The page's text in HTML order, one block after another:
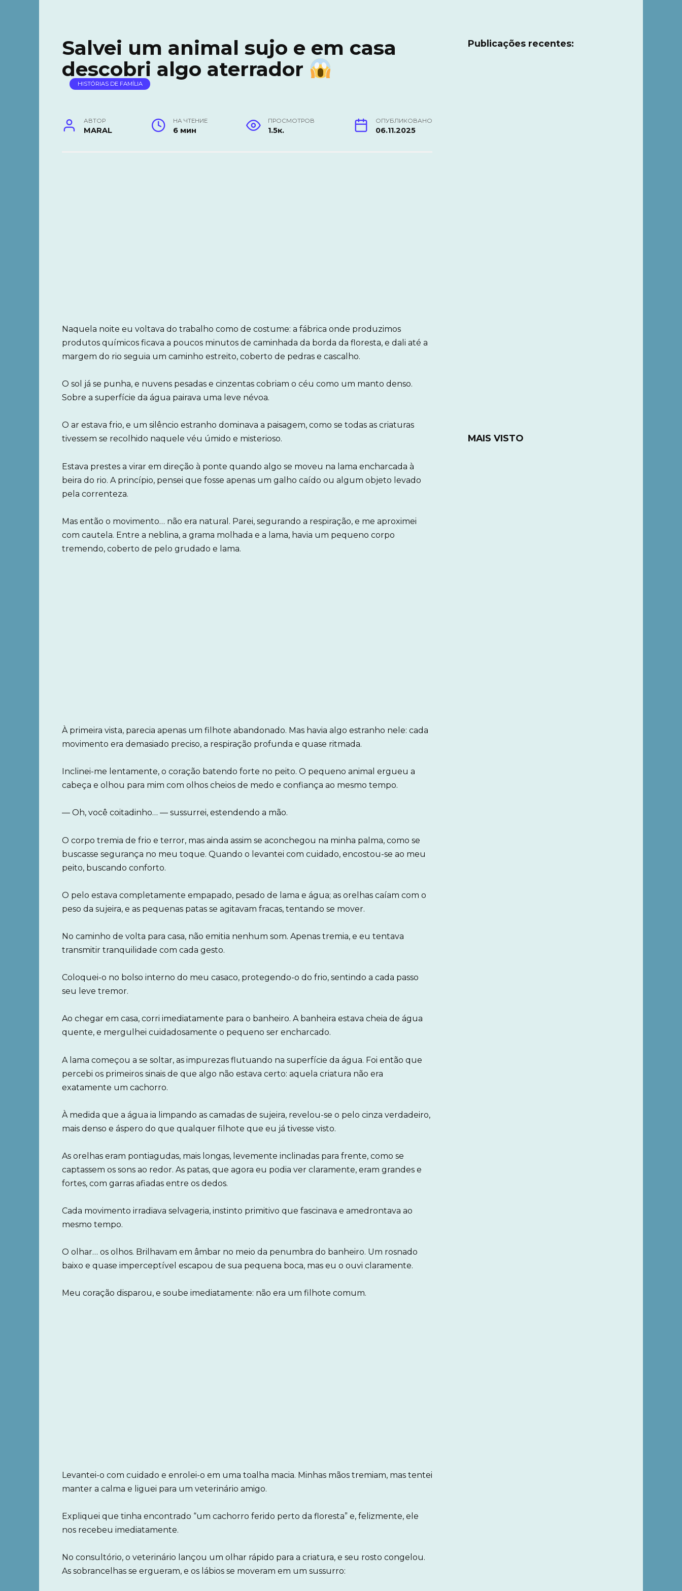
Salvei um animal sujo e em casa
descobri algo aterrador
HISTÓRIAS DE FAMÍLIA
АВТОР
MARAL
НА ЧТЕНИЕ
6 мин
ПРОСМОТРОВ
1.5к.
ОПУБЛИКОВАНО
06.11.2025
Naquela noite eu voltava do trabalho como de costume: a fábrica onde produzimos
produtos químicos ficava a poucos minutos de caminhada da borda da floresta, e dali até a
margem do rio seguia um caminho estreito, coberto de pedras e cascalho.
O sol já se punha, e nuvens pesadas e cinzentas cobriam o céu como um manto denso.
Sobre a superfície da água pairava uma leve névoa.
O ar estava frio, e um silêncio estranho dominava a paisagem, como se todas as criaturas
tivessem se recolhido naquele véu úmido e misterioso.
Estava prestes a virar em direção à ponte quando algo se moveu na lama encharcada à
beira do rio. A princípio, pensei que fosse apenas um galho caído ou algum objeto levado
pela correnteza.
Mas então o movimento… não era natural. Parei, segurando a respiração, e me aproximei
com cautela. Entre a neblina, a grama molhada e a lama, havia um pequeno corpo
tremendo, coberto de pelo grudado e lama.
À primeira vista, parecia apenas um filhote abandonado. Mas havia algo estranho nele: cada
movimento era demasiado preciso, a respiração profunda e quase ritmada.
Inclinei-me lentamente, o coração batendo forte no peito. O pequeno animal ergueu a
cabeça e olhou para mim com olhos cheios de medo e confiança ao mesmo tempo.
— Oh, você coitadinho… — sussurrei, estendendo a mão.
O corpo tremia de frio e terror, mas ainda assim se aconchegou na minha palma, como se
buscasse segurança no meu toque. Quando o levantei com cuidado, encostou-se ao meu
peito, buscando conforto.
O pelo estava completamente empapado, pesado de lama e água; as orelhas caíam com o
peso da sujeira, e as pequenas patas se agitavam fracas, tentando se mover.
No caminho de volta para casa, não emitia nenhum som. Apenas tremia, e eu tentava
transmitir tranquilidade com cada gesto.
Coloquei-o no bolso interno do meu casaco, protegendo-o do frio, sentindo a cada passo
seu leve tremor.
Ao chegar em casa, corri imediatamente para o banheiro. A banheira estava cheia de água
quente, e mergulhei cuidadosamente o pequeno ser encharcado.
A lama começou a se soltar, as impurezas flutuando na superfície da água. Foi então que
percebi os primeiros sinais de que algo não estava certo: aquela criatura não era
exatamente um cachorro.
À medida que a água ia limpando as camadas de sujeira, revelou-se o pelo cinza verdadeiro,
mais denso e áspero do que qualquer filhote que eu já tivesse visto.
As orelhas eram pontiagudas, mais longas, levemente inclinadas para frente, como se
captassem os sons ao redor. As patas, que agora eu podia ver claramente, eram grandes e
fortes, com garras afiadas entre os dedos.
Cada movimento irradiava selvageria, instinto primitivo que fascinava e amedrontava ao
mesmo tempo.
O olhar… os olhos. Brilhavam em âmbar no meio da penumbra do banheiro. Um rosnado
baixo e quase imperceptível escapou de sua pequena boca, mas eu o ouvi claramente.
Meu coração disparou, e soube imediatamente: não era um filhote comum.
Levantei-o com cuidado e enrolei-o em uma toalha macia. Minhas mãos tremiam, mas tentei
manter a calma e liguei para um veterinário amigo.
Expliquei que tinha encontrado “um cachorro ferido perto da floresta” e, felizmente, ele
nos recebeu imediatamente.
No consultório, o veterinário lançou um olhar rápido para a criatura, e seu rosto congelou.
As sobrancelhas se ergueram, e os lábios se moveram em um sussurro:
Publicações recentes:
MAIS VISTO